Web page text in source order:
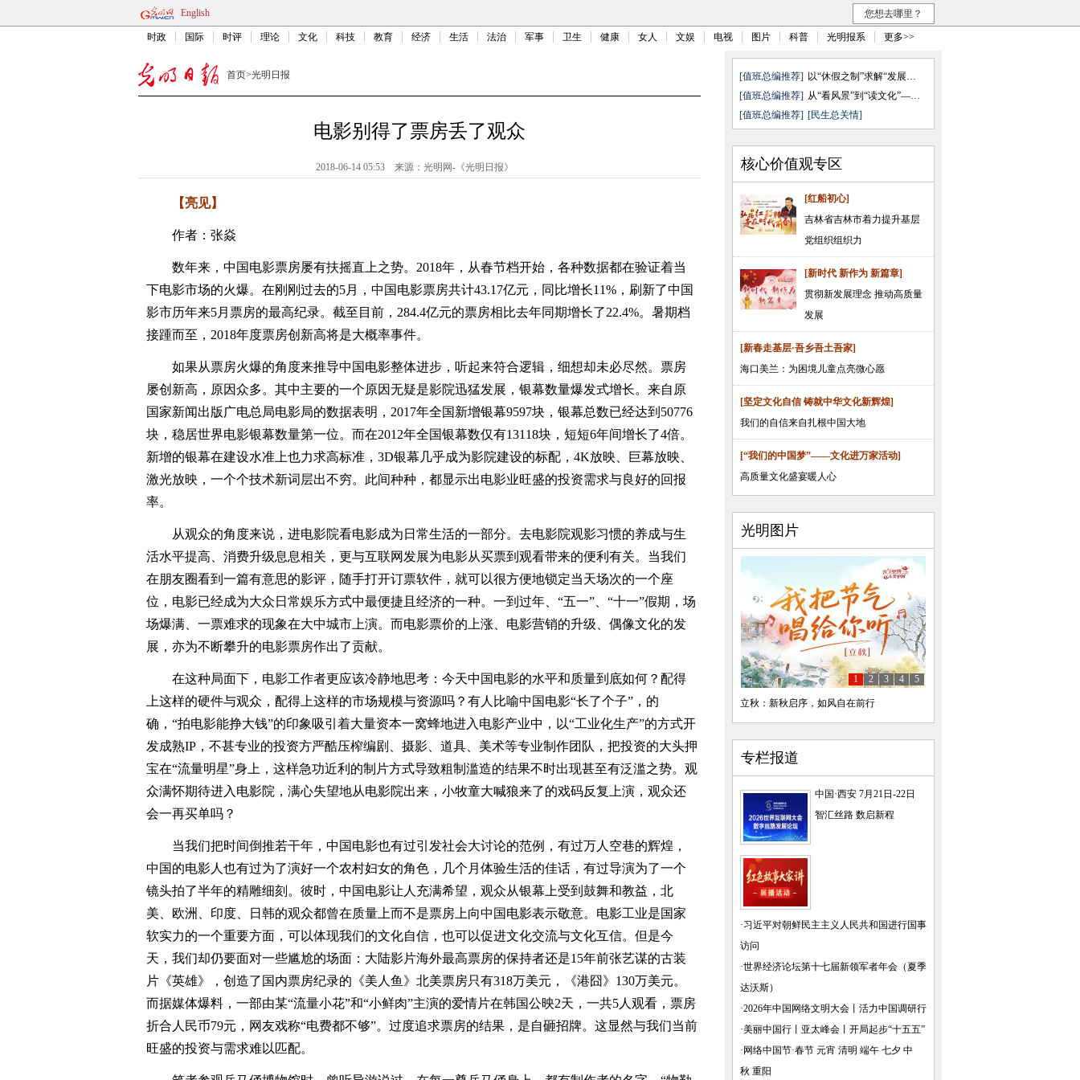
English 您想去哪里？
时政 国际 时评 理论 文化 科技 教育 经济 生活 法治 军事 卫生 健康 女人 文娱 电视 图片 科普 光明报系 更多>>
首页>光明日报
电影别得了票房丢了观众
2018-06-14 05:53 来源： 光明网-《光明日报》
【亮见】
作者：张焱
数年来，中国电影票房屡有扶摇直上之势。2018年，从春节档开始，各种数据都在验证着当
下电影市场的火爆。在刚刚过去的5月，中国电影票房共计43.17亿元，同比增长11%，刷新了中国
影市历年来5月票房的最高纪录。截至目前，284.4亿元的票房相比去年同期增长了22.4%。暑期档
接踵而至，2018年度票房创新高将是大概率事件。
如果从票房火爆的角度来推导中国电影整体进步，听起来符合逻辑，细想却未必尽然。票房
屡创新高，原因众多。其中主要的一个原因无疑是影院迅猛发展，银幕数量爆发式增长。来自原
国家新闻出版广电总局电影局的数据表明，2017年全国新增银幕9597块，银幕总数已经达到50776
块，稳居世界电影银幕数量第一位。而在2012年全国银幕数仅有13118块，短短6年间增长了4倍。
新增的银幕在建设水准上也力求高标准，3D银幕几乎成为影院建设的标配，4K放映、巨幕放映、
激光放映，一个个技术新词层出不穷。此间种种，都显示出电影业旺盛的投资需求与良好的回报
率。
从观众的角度来说，进电影院看电影成为日常生活的一部分。去电影院观影习惯的养成与生
活水平提高、消费升级息息相关，更与互联网发展为电影从买票到观看带来的便利有关。当我们
在朋友圈看到一篇有意思的影评，随手打开订票软件，就可以很方便地锁定当天场次的一个座
位，电影已经成为大众日常娱乐方式中最便捷且经济的一种。一到过年、“五一”、“十一”假期，场
场爆满、一票难求的现象在大中城市上演。而电影票价的上涨、电影营销的升级、偶像文化的发
展，亦为不断攀升的电影票房作出了贡献。
在这种局面下，电影工作者更应该冷静地思考：今天中国电影的水平和质量到底如何？配得
上这样的硬件与观众，配得上这样的市场规模与资源吗？有人比喻中国电影“长了个子”，的
确，“拍电影能挣大钱”的印象吸引着大量资本一窝蜂地进入电影产业中，以“工业化生产”的方式开
发成熟IP，不甚专业的投资方严酷压榨编剧、摄影、道具、美术等专业制作团队，把投资的大头押
宝在“流量明星”身上，这样急功近利的制片方式导致粗制滥造的结果不时出现甚至有泛滥之势。观
众满怀期待进入电影院，满心失望地从电影院出来，小牧童大喊狼来了的戏码反复上演，观众还
会一再买单吗？
当我们把时间倒推若干年，中国电影也有过引发社会大讨论的范例，有过万人空巷的辉煌，
中国的电影人也有过为了演好一个农村妇女的角色，几个月体验生活的佳话，有过导演为了一个
镜头拍了半年的精雕细刻。彼时，中国电影让人充满希望，观众从银幕上受到鼓舞和教益，北
美、欧洲、印度、日韩的观众都曾在质量上而不是票房上向中国电影表示敬意。电影工业是国家
软实力的一个重要方面，可以体现我们的文化自信，也可以促进文化交流与文化互信。但是今
天，我们却仍要面对一些尴尬的场面：大陆影片海外最高票房的保持者还是15年前张艺谋的古装
片《英雄》，创造了国内票房纪录的《美人鱼》北美票房只有318万美元，《港囧》130万美元。
而据媒体爆料，一部由某“流量小花”和“小鲜肉”主演的爱情片在韩国公映2天，一共5人观看，票房
折合人民币79元，网友戏称“电费都不够”。过度追求票房的结果，是自砸招牌。这显然与我们当前
旺盛的投资与需求难以匹配。
[值班总编推荐]
以“休假之制”求解“发展之需”
[值班总编推荐]
从“看风景”到“读文化”——透 ...
[值班总编推荐] [民生总关情]
核心价值观专区
[红船初心]
吉林省吉林市着力提升基层
党组织组织力
[新时代 新作为 新篇章]
贯彻新发展理念 推动高质量
发展
[新春走基层·吾乡吾土吾家]
海口美兰：为困境儿童点亮微心愿
[坚定文化自信 铸就中华文化新辉煌]
我们的自信来自扎根中国大地
[“我们的中国梦”——文化进万家活动]
高质量文化盛宴暖人心
光明图片
立秋：新秋启序，如风自在前行
1 2 3 4 5
专栏报道
中国·西安 7月21日-22日
智汇丝路 数启新程
·习近平对朝鲜民主主义人民共和国进行国事
访问
·世界经济论坛第十七届新领军者年会（夏季
达沃斯）
·2026年中国网络文明大会
活力中国调研行
·美丽中国行 亚太峰会
开局起步“十五五”
· 网络中国节·春节 元宵 清明 端午 七夕 中
秋 重阳